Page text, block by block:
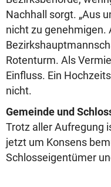
Nachhall sorgt. „Aus
nicht zu genehmigen.
Rotenturm. Als
Einfluss. Ein
nicht.
Gemeinde und
Trotz aller Aufregung
jetzt um Konsens
Schlosseigentümer